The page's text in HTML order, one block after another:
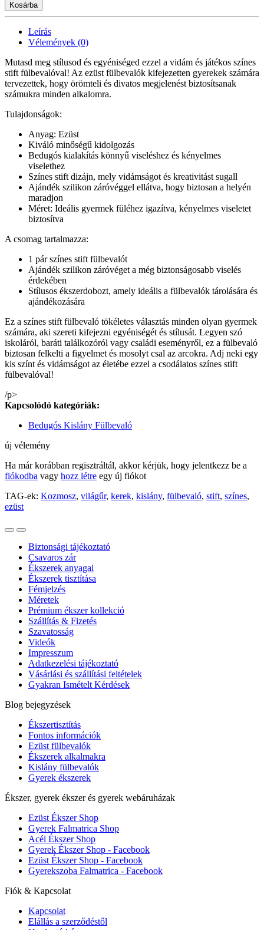
Kosárba
Leírás
Vélemények (0)
Mutasd meg stílusod és egyéniséged ezzel a vidám és játékos színes
stift fülbevalóval! Az ezüst fülbevalók kifejezetten gyerekek számára
tervezettek, hogy örömteli és divatos megjelenést biztosítsanak
számukra minden alkalomra.
Tulajdonságok:
Anyag: Ezüst
Kiváló minőségű kidolgozás
Bedugós kialakítás könnyű viseléshez és kényelmes
viselethez
Színes stift dizájn, mely vidámságot és kreativitást sugall
Ajándék szilikon záróvéggel ellátva, hogy biztosan a helyén
maradjon
Méret: Ideális gyermek füléhez igazítva, kényelmes viseletet
biztosítva
A csomag tartalmazza:
1 pár színes stift fülbevalót
Ajándék szilikon záróvéget a még biztonságosabb viselés
érdekében
Stílusos ékszerdobozt, amely ideális a fülbevalók tárolására és
ajándékozására
Ez a színes stift fülbevaló tökéletes választás minden olyan gyermek
számára, aki szereti kifejezni egyéniségét és stílusát. Legyen szó
iskoláról, baráti találkozóról vagy családi eseményről, ez a fülbevaló
biztosan felkelti a figyelmet és mosolyt csal az arcokra. Adj neki egy
kis színt és vidámságot az életébe ezzel a csodálatos színes stift
fülbevalóval!
/p>
Kapcsolódó kategóriák:
Bedugós Kislány Fülbevaló
új vélemény
Ha már korábban regisztráltál, akkor kérjük, hogy jelentkezz be a
fiókodba vagy hozz létre egy új fiókot
TAG-ek: Kozmosz, világűr, kerek, kislány, fülbevaló, stift, színes,
ezüst
Biztonsági tájékoztató
Csavaros zár
Ékszerek anyagai
Ékszerek tisztítása
Fémjelzés
Méretek
Prémium ékszer kollekció
Szállítás & Fizetés
Szavatosság
Videók
Impresszum
Adatkezelési tájékoztató
Vásárlási és szállítási feltételek
Gyakran Ismételt Kérdések
Blog bejegyzések
Ékszertisztítás
Fontos információk
Ezüst fülbevalók
Ékszerek alkalmakra
Kislány fülbevalók
Gyerek ékszerek
Ékszer, gyerek ékszer és gyerek webáruházak
Ezüst Ékszer Shop
Gyerek Falmatrica Shop
Acél Ékszer Shop
Gyerek Ékszer Shop - Facebook
Ezüst Ékszer Shop - Facebook
Gyerekszoba Falmatrica - Facebook
Fiók & Kapcsolat
Kapcsolat
Elállás a szerződéstől